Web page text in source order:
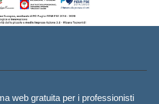
web gratuita per i professionisti